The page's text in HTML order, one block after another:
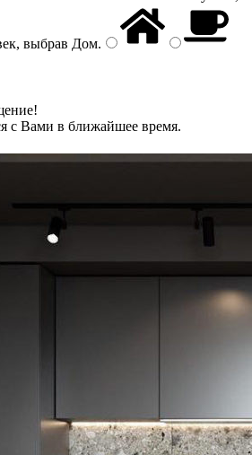
выбрав Дом.
с Вами в ближайшее время.